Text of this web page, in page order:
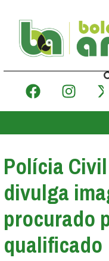
Polícia
divulga
procurado
qualificado